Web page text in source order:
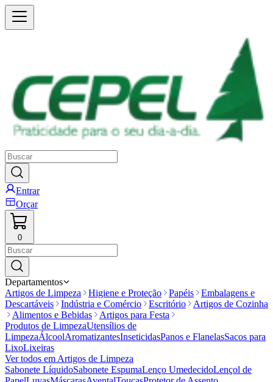
Entrar
Orçar
0
Departamentos
Artigos de Limpeza
Higiene e Proteção Papéis
Embalagens e
Descartáveis
Indústria e Comércio Escritório
Artigos de Cozinha
Alimentos e Bebidas
Artigos para Festa
Produtos de LimpezaUtensílios de
LimpezaÁlcoolAromatizantesInseticidasPanos e FlanelasSacos para
LixoLixeiras
Ver todos em Artigos de Limpeza
Sabonete LíquidoSabonete EspumaLenço UmedecidoLençol de